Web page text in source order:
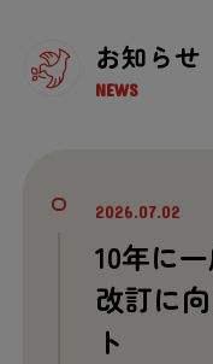
お知らせ
NEWS
2026.07.02
10年に一
改訂に向
ト